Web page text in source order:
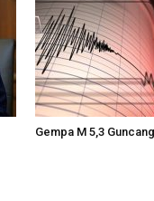
Gempa M 5,3